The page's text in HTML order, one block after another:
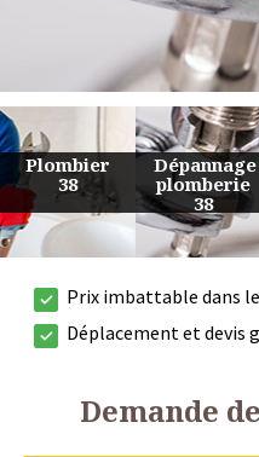
Urgence
fuite
plomberie
38
Entreprise
de
plomberie
38
Prix imbattable dans
Déplacement et devis
Demande